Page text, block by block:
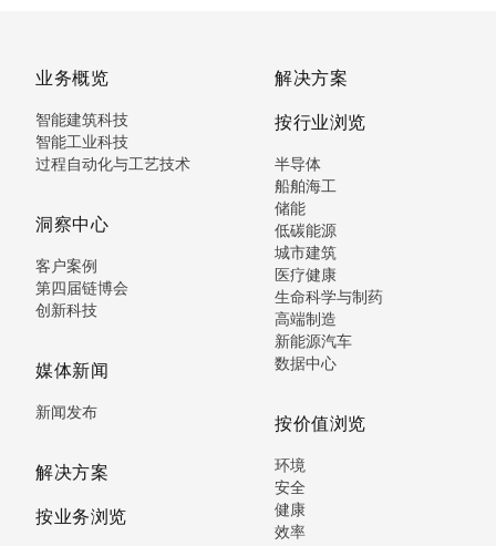
业务概览
智能建筑科技
智能工业科技
过程自动化与工艺技术
洞察中心
客户案例
第四届链博会
创新科技
媒体新闻
新闻发布
解决方案
按业务浏览
解决方案
按行业浏览
半导体
船舶海工
储能
低碳能源
城市建筑
医疗健康
生命科学与制药
高端制造
新能源汽车
数据中心
按价值浏览
环境
安全
健康
效率